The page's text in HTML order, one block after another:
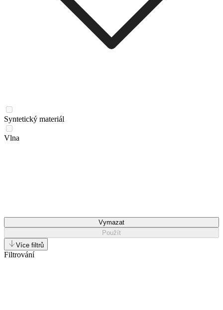
Syntetický materiál
Vlna
Vymazat
Použít
Více filtrů
Filtrování